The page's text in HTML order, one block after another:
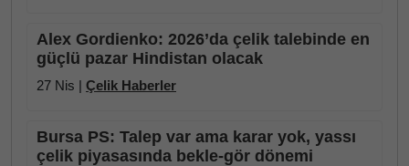
Alex Gordienko: 2026’da çelik talebinde en
güçlü pazar Hindistan olacak
27 Nis | Çelik Haberler
Bursa PS: Talep var ama karar yok, yassı
çelik piyasasında bekle-gör dönemi